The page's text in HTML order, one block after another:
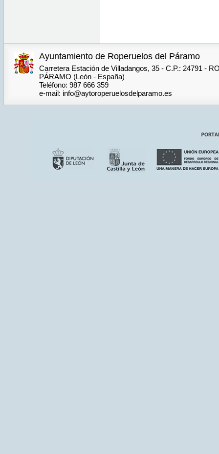
Ayuntamiento de Roperuelos del Páramo
Carretera Estación de Villadangos, 35 - C.P.: 24791 -
PÁRAMO (León - España)
Teléfono: 987 666 359
e-mail: info@aytoroperuelosdelparamo.es